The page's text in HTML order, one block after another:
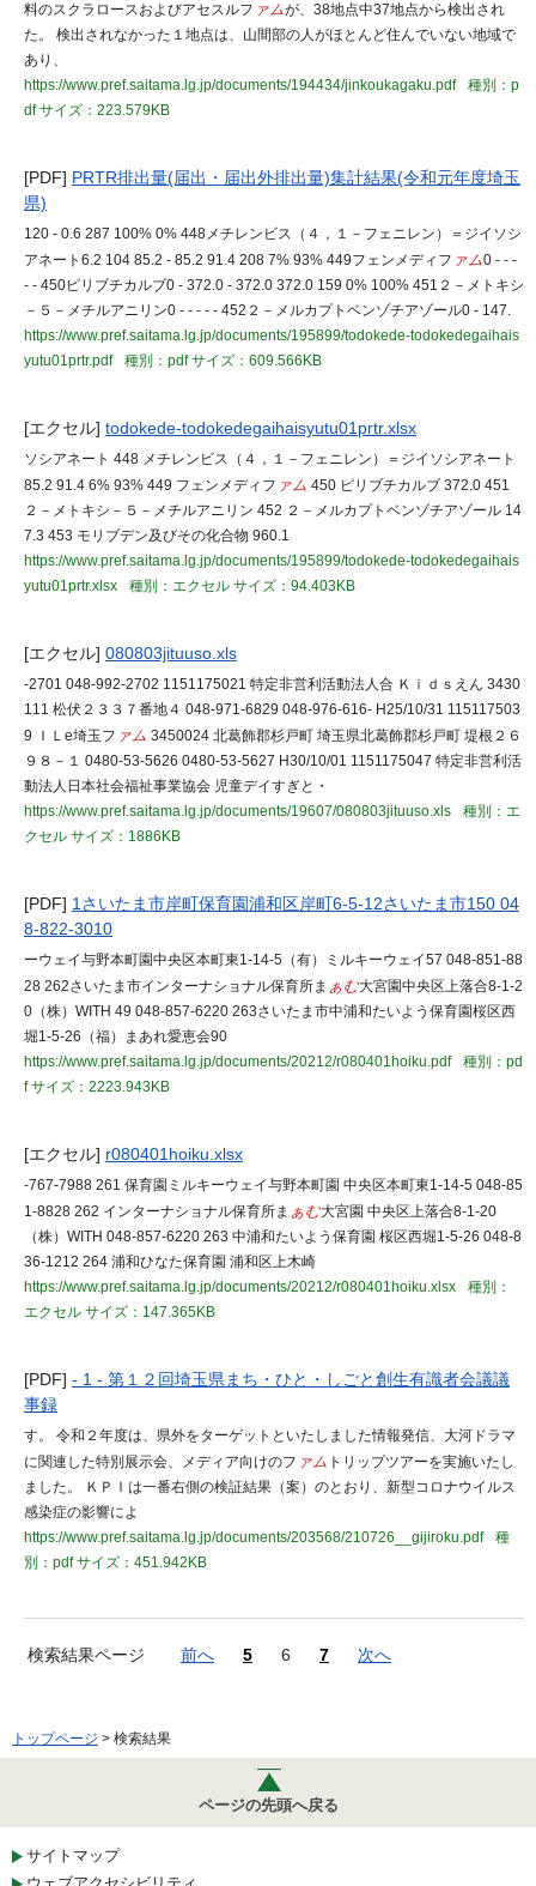
料のスクラロースおよびアセスルフ ァムが、38地点中37地点から検出され
た。 検出されなかった１地点は、山間部の人がほとんど住んでいない地域で
あり、
https://www.pref.saitama.lg.jp/documents/194434/jinkoukagaku.pdf
種別：p
dfサイズ：223.579KB
[PDF] PRTR排出量(届出・届出外排出量)集計結果(令和元年度埼玉
県)
120 - 0.6 287 100% 0% 448メチレンビス（４，１－フェニレン）＝ジイソシ
アネート6.2 104 85.2 - 85.2 91.4 208 7% 93% 449フェンメディフ ァム0 - - -
- - 450ピリブチカルブ0 - 372.0 - 372.0 372.0 159 0% 100% 451２－メトキシ
－５－メチルアニリン0 - - - - - 452２－メルカプトベンゾチアゾール0 - 147.
https://www.pref.saitama.lg.jp/documents/195899/todokede-todokedegaihais
yutu01prtr.pdf
種別：pdfサイズ：609.566KB
[エクセル] todokede-todokedegaihaisyutu01prtr.xlsx
ソシアネート 448 メチレンビス（４，１－フェニレン）＝ジイソシアネート
85.2 91.4 6% 93% 449 フェンメディフ ァム 450 ピリブチカルブ 372.0 451
２－メトキシ－５－メチルアニリン 452 ２－メルカプトベンゾチアゾール 14
7.3 453 モリブデン及びその化合物 960.1
https://www.pref.saitama.lg.jp/documents/195899/todokede-todokedegaihais
yutu01prtr.xlsx
種別：エクセル サイズ：94.403KB
[エクセル] 080803jituuso.xls
-2701 048-992-2702 1151175021 特定非営利活動法人合 Ｋｉｄｓえん 3430
111 松伏２３３７番地４ 048-971-6829 048-976-616- H25/10/31 115117503
9 ＩＬe埼玉フ ァム 3450024 北葛飾郡杉戸町 埼玉県北葛飾郡杉戸町 堤根２６
９８－１ 0480-53-5626 0480-53-5627 H30/10/01 1151175047 特定非営利活
動法人日本社会福祉事業協会 児童デイすぎと・
https://www.pref.saitama.lg.jp/documents/19607/080803jituuso.xls
種別：エ
クセル サイズ：1886KB
[PDF] 1さいたま市岸町保育園浦和区岸町6-5-12さいたま市150 04
8-822-3010
ーウェイ与野本町園中央区本町東1-14-5（有）ミルキーウェイ57 048-851-88
28 262さいたま市インターナショナル保育所ま ぁむ大宮園中央区上落合8-1-2
0（株）WITH 49 048-857-6220 263さいたま市中浦和たいよう保育園桜区西
堀1-5-26（福）まあれ愛恵会90
https://www.pref.saitama.lg.jp/documents/20212/r080401hoiku.pdf
種別：pd
fサイズ：2223.943KB
[エクセル] r080401hoiku.xlsx
-767-7988 261 保育園ミルキーウェイ与野本町園 中央区本町東1-14-5 048-85
1-8828 262 インターナショナル保育所ま ぁむ大宮園 中央区上落合8-1-20
（株）WITH 048-857-6220 263 中浦和たいよう保育園 桜区西堀1-5-26 048-8
36-1212 264 浦和ひなた保育園 浦和区上木崎
https://www.pref.saitama.lg.jp/documents/20212/r080401hoiku.xlsx
種別：
エクセル サイズ：147.365KB
[PDF] - 1 - 第１２回埼玉県まち・ひと・しごと創生有識者会議議
事録
す。 令和２年度は、県外をターゲットといたしました情報発信、大河ドラマ
に関連した特別展示会、メディア向けのフ ァム トリップツアーを実施いたし
ました。 ＫＰＩは一番右側の検証結果（案）のとおり、新型コロナウイルス
感染症の影響によ
https://www.pref.saitama.lg.jp/documents/203568/210726__gijiroku.pdf
種
別：pdfサイズ：451.942KB
検索結果ページ 前へ 5 6 7 次へ
トップページ > 検索結果
ページの先頭へ戻る
サイトマップ